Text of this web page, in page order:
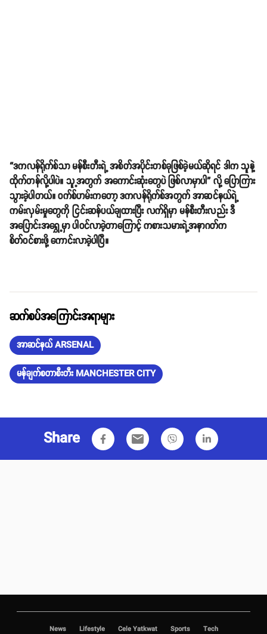
“ဒကလန်ရိုက်စ်သာ မန်စီးတီးရဲ့ အစိတ်အပိုင်းတစ်ခုဖြစ်ခဲ့မယ်ဆိုရင် ဒါက သူနဲ့
ထိုက်တန်လို့ပါပဲ။ သူ့အတွက် အကောင်းဆုံးတွေပဲ ဖြစ်လာမှာပါ” လို့ ပြောကြား
သွားခဲ့ပါတယ်။ ဝက်စ်ဟမ်းကတော့ ဒကလန်ရိုက်စ်အတွက် အာဆင်နယ်ရဲ့
ကမ်းလှမ်းမှုတွေကို ငြင်းဆန်ပယ်ချထားပြီး လက်ရှိမှာ မန်စီးတီးလည်း ဒီ
အပြောင်းအရွှေ့မှာ ပါဝင်လာခဲ့တာကြောင့် ကစားသမားရဲ့အနာဂတ်က
စိတ်ဝင်စားဖို့ ကောင်းလာခဲ့ပါပြီ။
ဆက်စပ်အကြောင်းအရာများ
အာဆင်နယ် ARSENAL
မန်ချက်စတာစီးတီး MANCHESTER CITY
Share email
News Lifestyle Cele Yatkwat Sports Tech